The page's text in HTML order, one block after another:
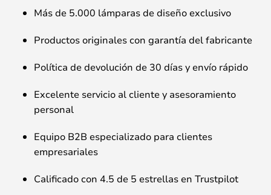
Másde 5.000 lámparasdediseñoexclusivo
Productosoriginalescon garantía delfabricante
Política dedevolución de 30 díasyenvío rápido
Excelente servicio alclientey asesoramiento
personal
Equipo B2B especializado para clientes
empresariales
Calificadocon 4.5 de 5 estrellasen Trustpilot